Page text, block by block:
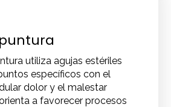
utiliza agujas estériles
específicos con el
dolor y el malestar
a favorecer procesos